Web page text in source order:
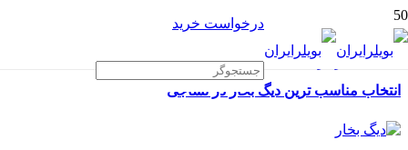
درخواست خرید
انتخاب مناسب ترین دیگ بخار در نساجی